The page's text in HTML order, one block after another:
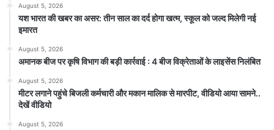
August 5, 2026
यश भारत की खबर का असर: तीन साल का दर्द होगा खत्म, स्कूल को जल्द मिलेगी नई
इमारत
August 5, 2026
अमानक बीज पर कृषि विभाग की बड़ी कार्रवाई : 4 बीज विक्रेताओं के लाइसेंस निलंबित
August 5, 2026
मीटर लगाने पहुंचे बिजली कर्मचारी और मकान मालिक से मारपीट, वीडियो आया सामने..
देखें वीडियो
August 5, 2026